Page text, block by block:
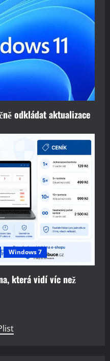
odkládat aktualizace
Windows 7
která vidí víc než